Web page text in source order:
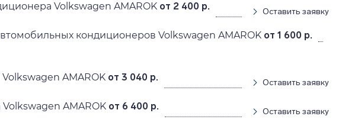
Volkswagen AMAROK от 2 400 р. Оставить заявку
кондиционеров Volkswagen AMAROK от 1 600 р.
AMAROK от 3 040 р. Оставить заявку
AMAROK от 6 400 р. Оставить заявку